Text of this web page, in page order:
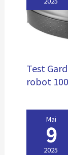
Test
robot
Mai
9
2025